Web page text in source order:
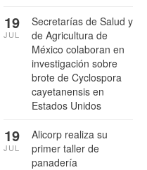
Secretarías de Salud y
de Agricultura de
México colaboran en
investigación sobre
brote de Cyclospora
cayetanensis en
Estados Unidos
19
JUL
Alicorp realiza su
primer taller de
panadería
19
JUL